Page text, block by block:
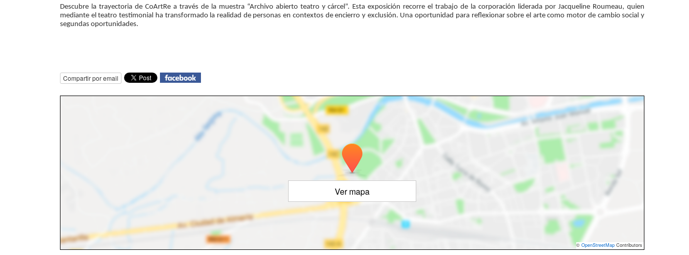
Descubre la trayectoria de CoArtRe a través de la muestra “Archivo abierto teatro y cárcel”. Esta exposición recorre el trabajo de la corporación liderada por Jacqueline Roumeau, quien
mediante el teatro testimonial ha transformado la realidad de personas en contextos de encierro y exclusión. Una oportunidad para reflexionar sobre el arte como motor de cambio social y
segundas oportunidades.
Compartir por email
Ver mapa
© OpenStreetMap Contributors